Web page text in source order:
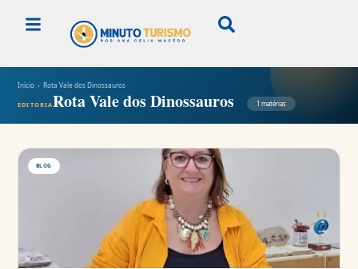
Início › Rota Vale dos Dinossauros
EDITORIARota Vale dos Dinossauros 1 matérias
BLOG